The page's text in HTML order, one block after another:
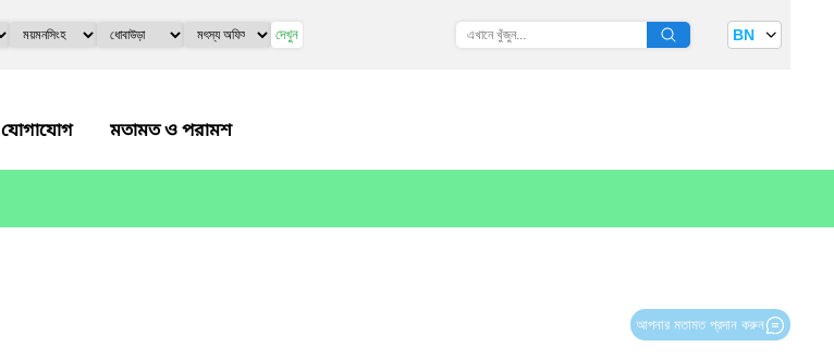
দেখুন BN
যোগাযোগ মতামত ও পরামশ
আপনার মতামত প্রদান করুন